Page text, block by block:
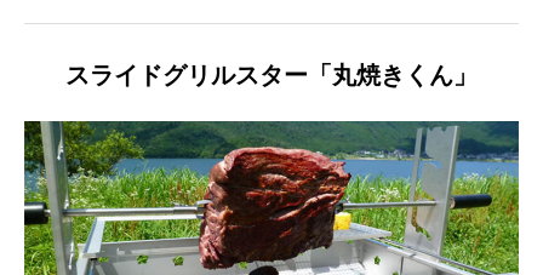
スライドグリルスター「丸焼きくん」